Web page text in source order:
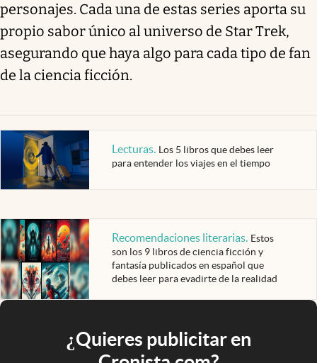
personajes. Cada una de estas series aporta su
propio sabor único al universo de Star Trek,
asegurando que haya algo para cada tipo de fan
de la ciencia ficción.
Lecturas. Los 5 libros que debes leer
para entender los viajes en el tiempo
Recomendaciones literarias. Estos
son los 9 libros de ciencia ficción y
fantasía publicados en español que
debes leer para evadirte de la realidad
¿Quieres publicitar en